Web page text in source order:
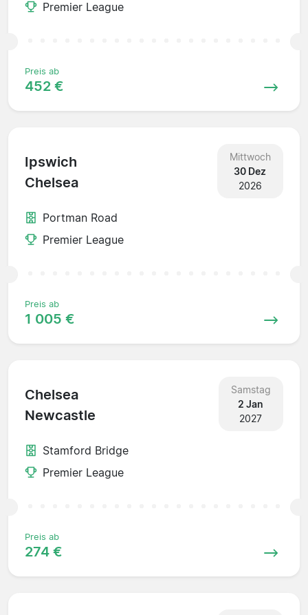
Premier League
Preis ab
452 €
Ipswich
Chelsea
Mittwoch
30 Dez
2026
Portman Road
Premier League
Preis ab
1 005 €
Chelsea
Newcastle
Samstag
2 Jan
2027
Stamford Bridge
Premier League
Preis ab
274 €